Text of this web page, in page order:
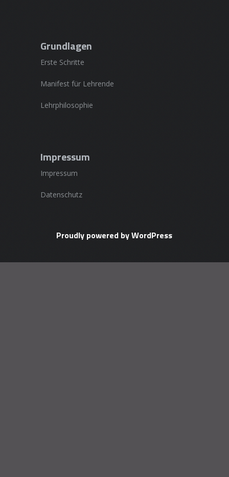
Grundlagen
Erste Schritte
Manifest für Lehrende
Lehrphilosophie
Impressum
Impressum
Datenschutz
Proudly powered by WordPress